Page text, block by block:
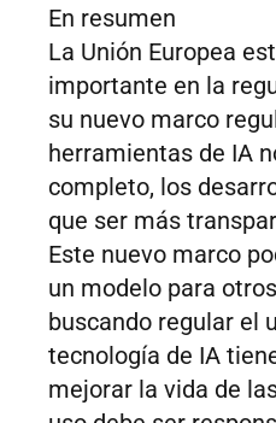
En resumen
La Unión Europea
importante en la
su nuevo marco
herramientas de IA
completo, los
que ser más
Este nuevo marco
un modelo para
buscando regular el
tecnología de IA
mejorar la vida de